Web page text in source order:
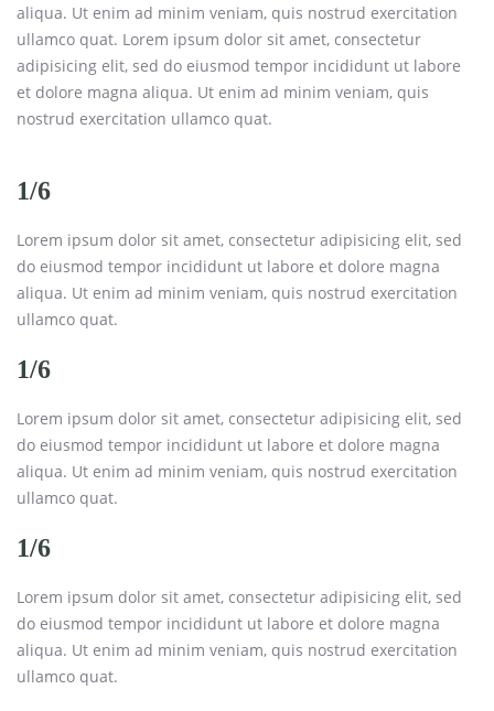
aliqua. Ut enim ad minim veniam, quis nostrud exercitation
ullamco quat. Lorem ipsum dolor sit amet, consectetur
adipisicing elit, sed do eiusmod tempor incididunt ut labore
et dolore magna aliqua. Ut enim ad minim veniam, quis
nostrud exercitation ullamco quat.
1/6
Lorem ipsum dolor sit amet, consectetur adipisicing elit, sed
do eiusmod tempor incididunt ut labore et dolore magna
aliqua. Ut enim ad minim veniam, quis nostrud exercitation
ullamco quat.
1/6
Lorem ipsum dolor sit amet, consectetur adipisicing elit, sed
do eiusmod tempor incididunt ut labore et dolore magna
aliqua. Ut enim ad minim veniam, quis nostrud exercitation
ullamco quat.
1/6
Lorem ipsum dolor sit amet, consectetur adipisicing elit, sed
do eiusmod tempor incididunt ut labore et dolore magna
aliqua. Ut enim ad minim veniam, quis nostrud exercitation
ullamco quat.